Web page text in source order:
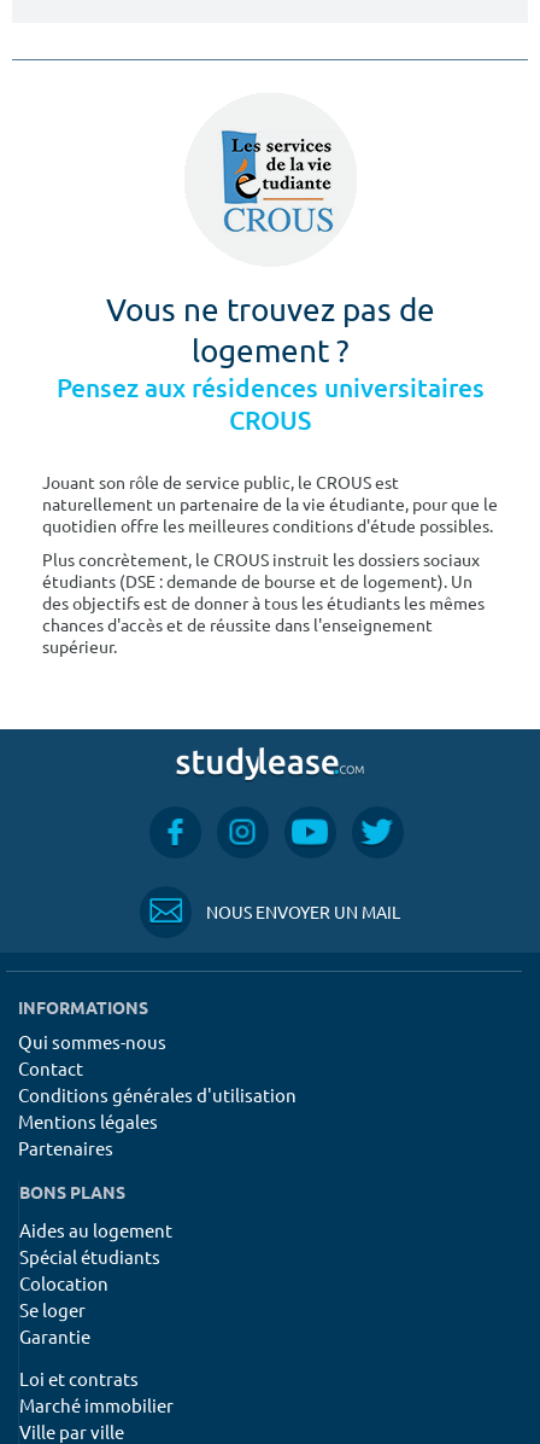
Vous ne trouvez pas de
logement ?
Pensez aux résidences universitaires
CROUS
Jouant son rôle de service public, le CROUS est
naturellement un partenaire de la vie étudiante, pour que le
quotidien offre les meilleures conditions d'étude possibles.
Plus concrètement, le CROUS instruit les dossiers sociaux
étudiants (DSE : demande de bourse et de logement). Un
des objectifs est de donner à tous les étudiants les mêmes
chances d'accès et de réussite dans l'enseignement
supérieur.
NOUS ENVOYER UN MAIL
INFORMATIONS
Qui sommes-nous
Contact
Conditions générales d'utilisation
Mentions légales
Partenaires
BONS PLANS
Aides au logement
Spécial étudiants
Colocation
Se loger
Garantie
Loi et contrats
Marché immobilier
Ville par ville